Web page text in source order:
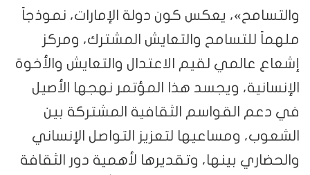
والتسامح»، يعكس كون دولة الإمارات، نموذجاً
ملهماً للتسامح والتعايش المشترك، ومركز
إشعاع عالمي لقيم الاعتدال والتعايش والأخوة
الإنسانية، ويجسد هذا المؤتمر نهجها الأصيل
في دعم القواسم الثقافية المشتركة بين
الشعوب، ومساعيها لتعزيز التواصل الإنساني
والحضاري بينها، وتقديرها لأهمية دور الثقافة